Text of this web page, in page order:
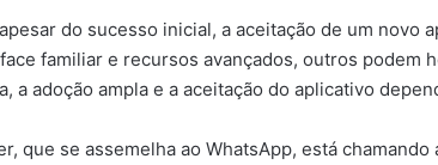
do sucesso inicial, a aceitação de um
familiar e recursos avançados, outros podem
a adoção ampla e a aceitação do aplicativo
que se assemelha ao WhatsApp, está